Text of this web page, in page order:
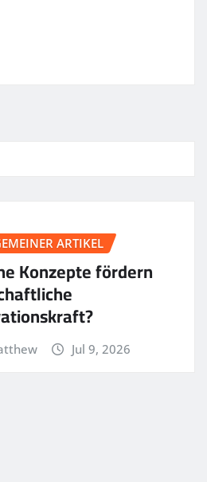
ARTIKEL
Konzepte fördern
Jul 9, 2026